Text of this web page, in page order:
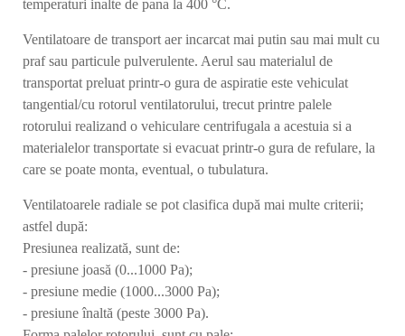
temperaturi inalte de pana la 400 °C.
Ventilatoare de transport aer incarcat mai putin sau mai mult cu
praf sau particule pulverulente. Aerul sau materialul de
transportat preluat printr-o gura de aspiratie este vehiculat
tangential/cu rotorul ventilatorului, trecut printre palele
rotorului realizand o vehiculare centrifugala a acestuia si a
materialelor transportate si evacuat printr-o gura de refulare, la
care se poate monta, eventual, o tubulatura.
Ventilatoarele radiale se pot clasifica după mai multe criterii;
astfel după:
Presiunea realizată, sunt de:
- presiune joasă (0...1000 Pa);
- presiune medie (1000...3000 Pa);
- presiune înaltă (peste 3000 Pa).